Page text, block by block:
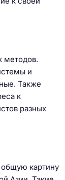
методов.
и
Также
к
разных
общую картину